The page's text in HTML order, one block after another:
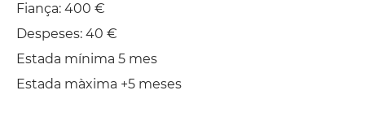
Planxa
Aire cond.
Fiança: 400 €
Despeses: 40 €
Estada mínima 5 mes
Estada màxima +5 meses